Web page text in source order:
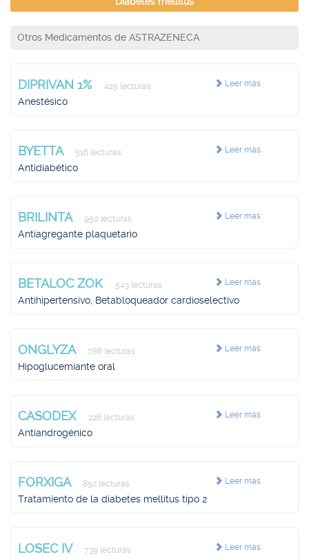
Otros Medicamentos de ASTRAZENECA
Leer más
DIPRIVAN 1% 425 lecturas
Anestésico
Leer más
BYETTA 516 lecturas
Antidiabético
Leer más
BRILINTA 950 lecturas
Antiagregante plaquetario
Leer más
BETALOC ZOK 543 lecturas
Antihipertensivo, Betabloqueador cardioselectivo
Leer más
ONGLYZA 786 lecturas
Hipoglucemiante oral
Leer más
CASODEX 226 lecturas
Antiandrogénico
Leer más
FORXIGA 892 lecturas
Tratamiento de la diabetes mellitus tipo 2
Leer más
LOSEC IV 739 lecturas